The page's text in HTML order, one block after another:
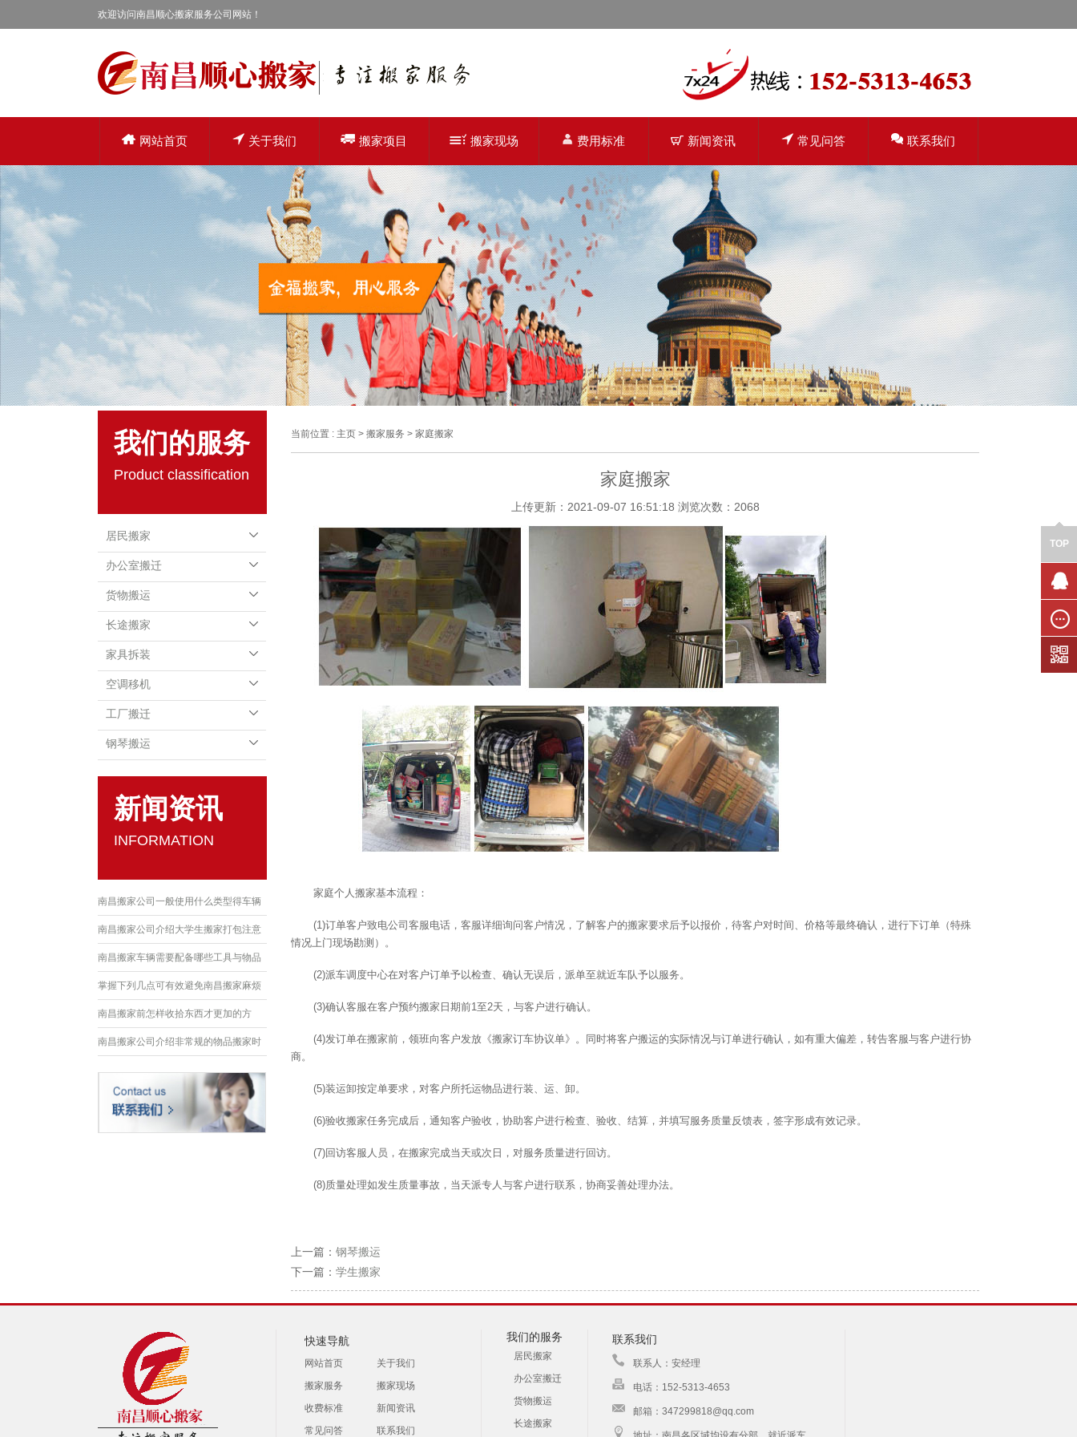
欢迎访问南昌顺心搬家服务公司网站！
网站首页 关于我们 搬家项目 搬家现场 费用标准 新闻资讯 常见问答 联系我们
我们的服务
Product classification
居民搬家
办公室搬迁
货物搬运
长途搬家
家具拆装
空调移机
工厂搬迁
钢琴搬运
新闻资讯
INFORMATION
南昌搬家公司一般使用什么类型得车辆
南昌搬家公司介绍大学生搬家打包注意
事项
南昌搬家车辆需要配备哪些工具与物品
呢？
掌握下列几点可有效避免南昌搬家麻烦
南昌搬家前怎样收拾东西才更加的方
便？
南昌搬家公司介绍非常规的物品搬家时
当前位置 : 主页 > 搬家服务 > 家庭搬家
家庭搬家
上传更新：2021-09-07 16:51:18 浏览次数：2068
家庭个人搬家基本流程：
(1)订单客户致电公司客服电话，客服详细询问客户情况，了解客户的搬家要求后予以报价，待客户对时间、价格等最终确认，进行下订单（特殊
情况上门现场勘测）。
(2)派车调度中心在对客户订单予以检查、确认无误后，派单至就近车队予以服务。
(3)确认客服在客户预约搬家日期前1至2天，与客户进行确认。
(4)发订单在搬家前，领班向客户发放《搬家订车协议单》。同时将客户搬运的实际情况与订单进行确认，如有重大偏差，转告客服与客户进行协
商。
(5)装运卸按定单要求，对客户所托运物品进行装、运、卸。
(6)验收搬家任务完成后，通知客户验收，协助客户进行检查、验收、结算，并填写服务质量反馈表，签字形成有效记录。
(7)回访客服人员，在搬家完成当天或次日，对服务质量进行回访。
(8)质量处理如发生质量事故，当天派专人与客户进行联系，协商妥善处理办法。
上一篇： 钢琴搬运
下一篇： 学生搬家
快速导航
网站首页
关于我们
搬家服务
搬家现场
收费标准
新闻资讯
常见问答
联系我们
我们的服务
居民搬家
办公室搬迁
货物搬运
长途搬家
联系我们
联系人：安经理
电话：152-5313-4653
邮箱：347299818@qq.com
TOP
联系我
在线留